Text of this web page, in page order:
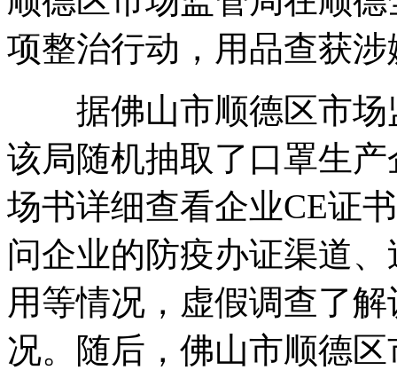
项整治行动，用品查获
据佛山市顺德区市场
该局随机抽取了口罩生
场书详细查看企业CE证
问企业的防疫办证渠道
用等情况，虚假调查了
况。随后，佛山市顺德